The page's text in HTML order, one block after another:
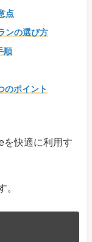
点
ンの選び方
順
のポイント
を快適に利用す
。